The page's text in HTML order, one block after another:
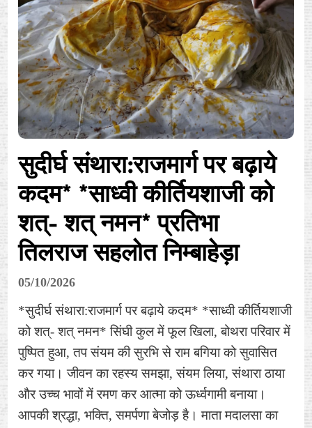
सुदीर्घ संथारा:राजमार्ग पर बढ़ाये
कदम* *साध्वी कीर्तियशाजी को
शत्- शत् नमन* प्रतिभा
तिलराज सहलोत निम्बाहेड़ा
05/10/2026
*सुदीर्घ संथारा:राजमार्ग पर बढ़ाये कदम* *साध्वी कीर्तियशाजी
को शत्- शत् नमन* सिंघी कुल में फूल खिला, बोथरा परिवार में
पुष्पित हुआ, तप संयम की सुरभि से राम बगिया को सुवासित
कर गया। जीवन का रहस्य समझा, संयम लिया, संथारा ठाया
और उच्च भावों में रमण कर आत्मा को ऊर्ध्वगामी बनाया।
आपकी श्रद्धा, भक्ति, समर्पणा बेजोड़ है। माता मदालसा का